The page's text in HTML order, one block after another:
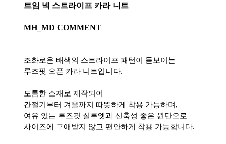
트임 넥 스트라이프 카라 니트
MH_MD COMMENT
조화로운 배색의 스트라이프 패턴이 돋보이는
루즈핏 오픈 카라 니트입니다.
도톰한 소재로 제작되어
간절기부터 겨울까지 따뜻하게 착용 가능하며,
여유 있는 루즈핏 실루엣과 신축성 좋은 원단으로
사이즈에 구애받지 않고 편안하게 착용 가능합니다.